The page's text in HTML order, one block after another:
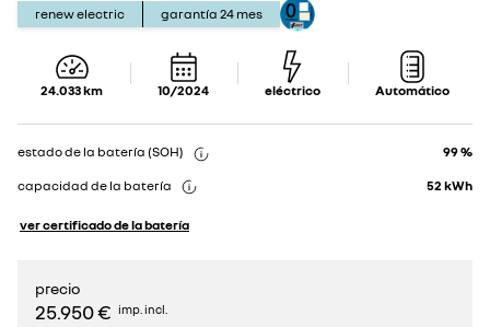
renew electric garantía 24 mes
24.033km 10/2024 eléctrico Automático
estado de la batería (SOH) 99 %
capacidad de la batería 52 kWh
ver certificado de la batería
precio
25.950 € imp. incl.